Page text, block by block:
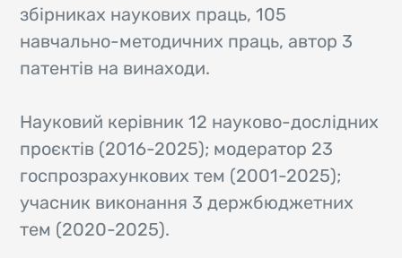
збірниках наукових праць, 105
навчально-методичних праць, автор 3
патентів на винаходи.
Науковий керівник 12 науково-дослідних
проєктів (2016-2025); модератор 23
госпрозрахункових тем (2001-2025);
учасник виконання 3 держбюджетних
тем (2020-2025).